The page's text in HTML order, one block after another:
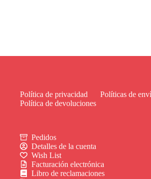
Política de privacidad
Políticas de
Política de devoluciones
Pedidos
Detalles de la cuenta
Wish List
Facturación electrónica
Libro de reclamaciones